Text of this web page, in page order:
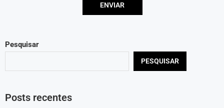
Pesquisar
PESQUISAR
Posts recentes